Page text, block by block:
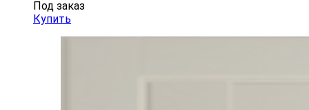
Под заказ
Купить